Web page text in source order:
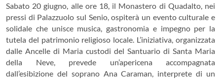
Sabato 20 giugno, alle ore 18, il Monastero di Quadalto, nei
pressi di Palazzuolo sul Senio, ospiterà un evento culturale e
solidale che unisce musica, gastronomia e impegno per la
tutela del patrimonio religioso locale. L’iniziativa, organizzata
dalle Ancelle di Maria custodi del Santuario di Santa Maria
della Neve, prevede un’apericena accompagnata
dall’esibizione del soprano Ana Caraman, interprete di un